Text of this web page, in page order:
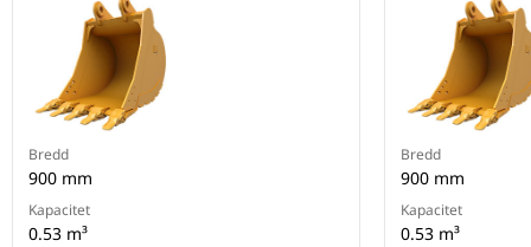
Bredd
900 mm
Kapacitet
0.53 m³
Bredd
900 mm
Kapacitet
0.53 m³